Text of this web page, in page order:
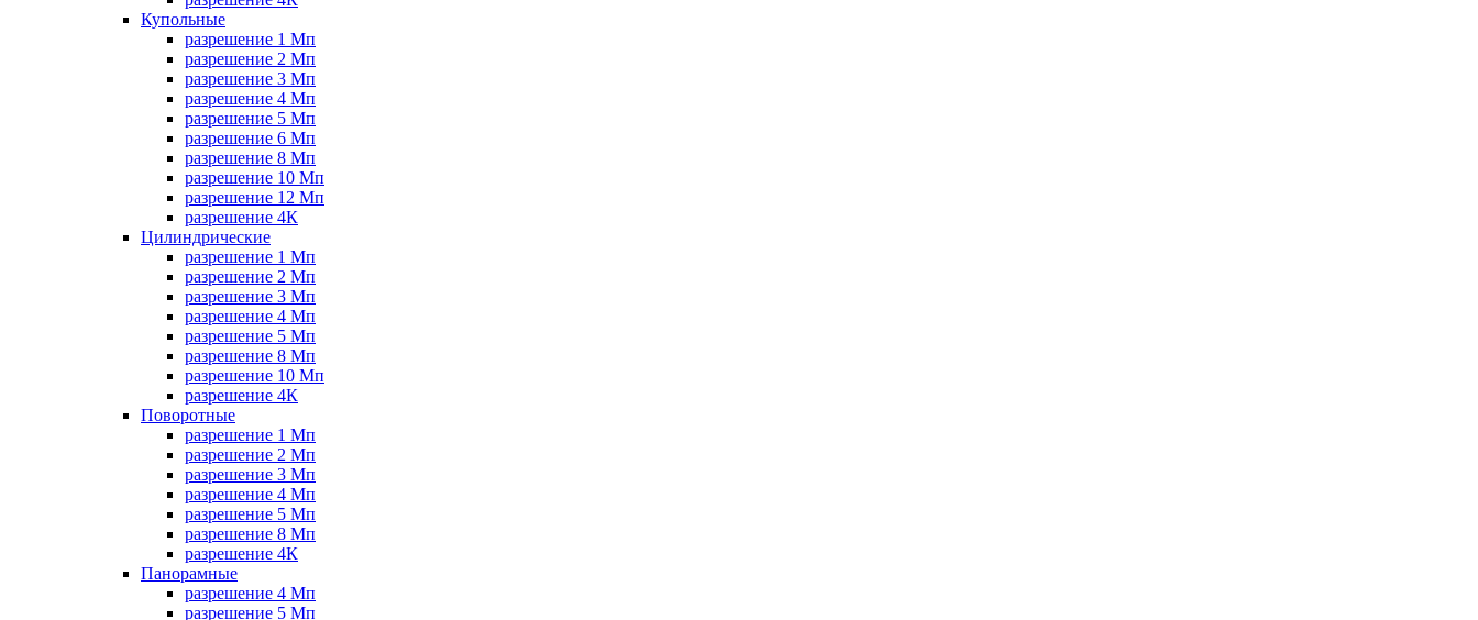
Купольные
разрешение 1 Мп
разрешение 2 Мп
разрешение 3 Мп
разрешение 4 Мп
разрешение 5 Мп
разрешение 6 Мп
разрешение 8 Мп
разрешение 10 Мп
разрешение 12 Мп
разрешение 4К
Цилиндрические
разрешение 1 Мп
разрешение 2 Мп
разрешение 3 Мп
разрешение 4 Мп
разрешение 5 Мп
разрешение 8 Мп
разрешение 10 Мп
разрешение 4К
Поворотные
разрешение 1 Мп
разрешение 2 Мп
разрешение 3 Мп
разрешение 4 Мп
разрешение 5 Мп
разрешение 8 Мп
разрешение 4К
Панорамные
разрешение 4 Мп
разрешение 5 Мп